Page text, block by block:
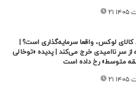
کالای لوکس، واقعا سرمایه‌گذاری است؟ |
از سرِ ناامیدی خرج می‌کند | پدیده «توخالی
متوسط» رخ داده است